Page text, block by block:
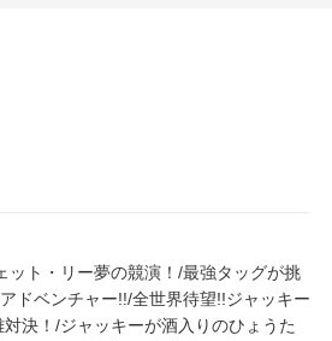
ット・リー夢の競演！/最強タッグが挑
ドベンチャー!!/全世界待望!!ジャッキー
決！/ジャッキーが酒入りのひょうた